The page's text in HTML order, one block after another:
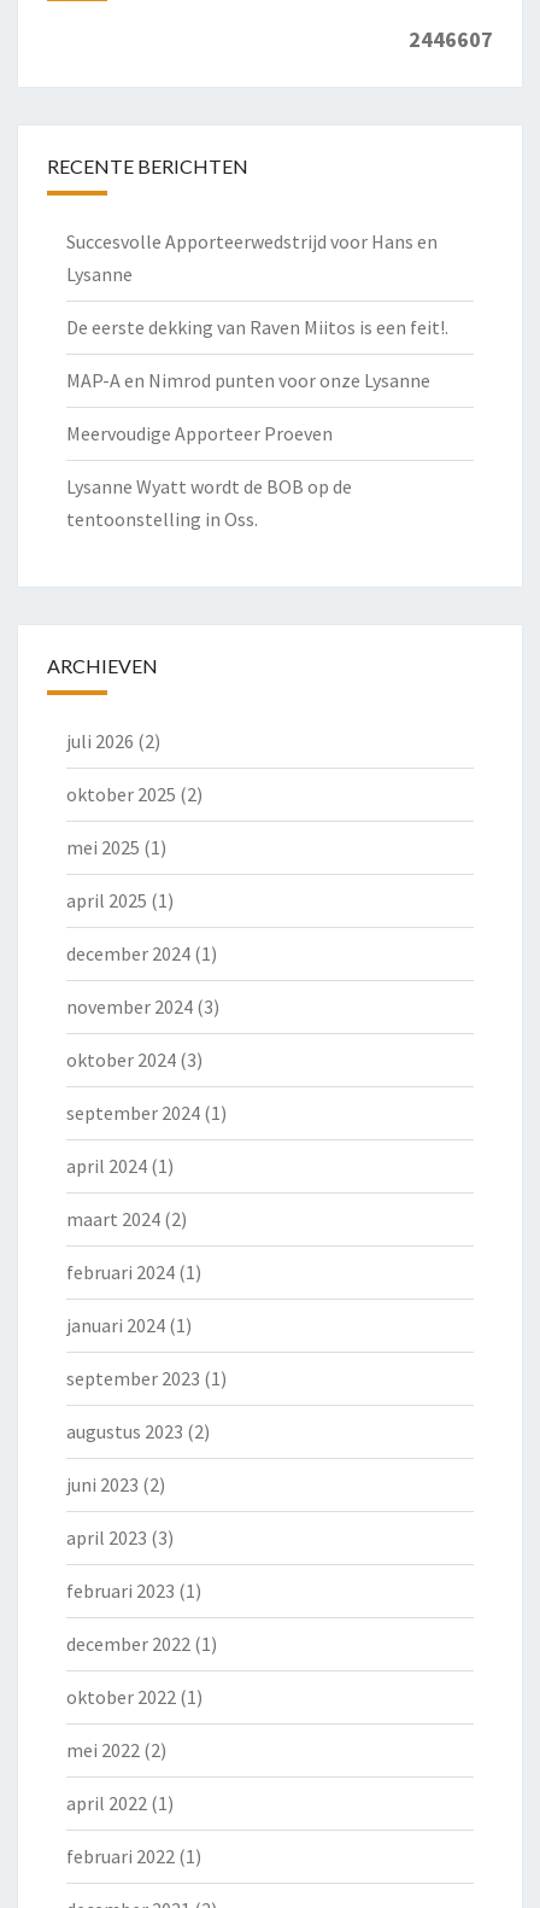
2446607
RECENTE BERICHTEN
Succesvolle Apporteerwedstrijd voor Hans en
Lysanne
De eerste dekking van Raven Miitos is een feit!.
MAP-A en Nimrod punten voor onze Lysanne
Meervoudige Apporteer Proeven
Lysanne Wyatt wordt de BOB op de
tentoonstelling in Oss.
ARCHIEVEN
juli 2026 (2)
oktober 2025 (2)
mei 2025 (1)
april 2025 (1)
december 2024 (1)
november 2024 (3)
oktober 2024 (3)
september 2024 (1)
april 2024 (1)
maart 2024 (2)
februari 2024 (1)
januari 2024 (1)
september 2023 (1)
augustus 2023 (2)
juni 2023 (2)
april 2023 (3)
februari 2023 (1)
december 2022 (1)
oktober 2022 (1)
mei 2022 (2)
april 2022 (1)
februari 2022 (1)